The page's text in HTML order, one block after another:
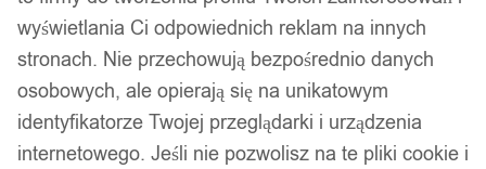
wyświetlania Ci odpowiednich reklam na innych
stronach. Nie przechowują bezpośrednio danych
osobowych, ale opierają się na unikatowym
identyfikatorze Twojej przeglądarki i urządzenia
internetowego. Jeśli nie pozwolisz na te pliki cookie i